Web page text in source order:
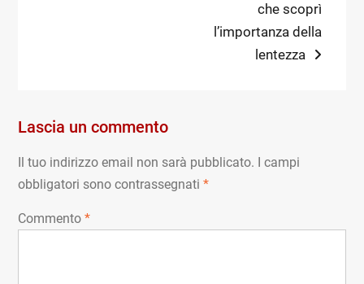
che scoprì
l’importanza della
lentezza
Lascia un commento
Il tuo indirizzo email non sarà pubblicato.
I campi
obbligatori sono contrassegnati *
Commento *